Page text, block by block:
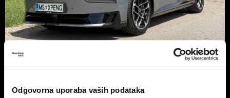
Odgovorna uporaba vaših podataka
navijen i računa kao Turing